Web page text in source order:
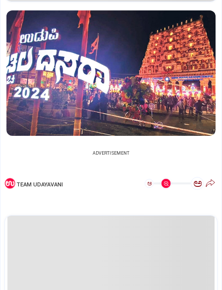
ADVERTISEMENT
TEAM UDAYAVANI ಅ ಅ